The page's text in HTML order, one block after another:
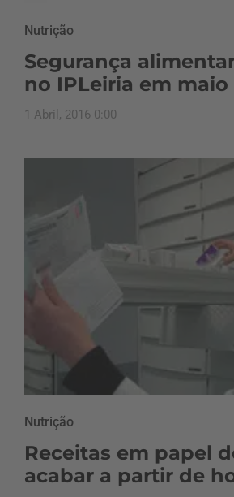
Nutrição
Segurança
no IPLeiria em maio
1 Abril, 2016 0:00
Nutrição
Receitas em papel
acabar a partir de